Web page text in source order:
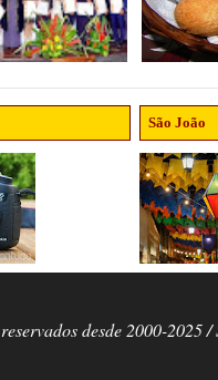
São João
desde 2000-